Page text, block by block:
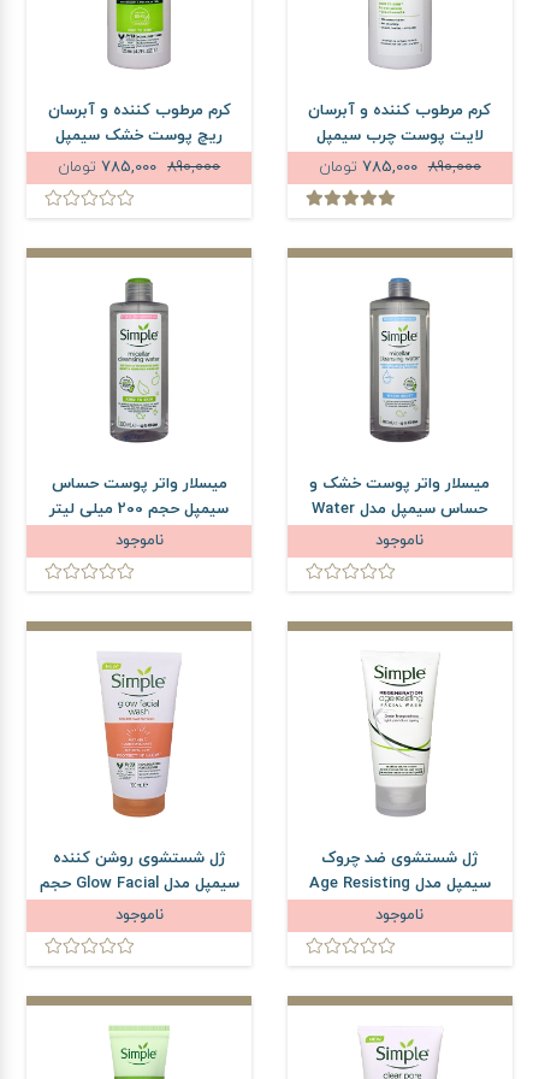
کرم مرطوب کننده و آبرسان
لایت پوست چرب سیمپل
حجم 125 میلی لیتر
890,000
785,000 تومان
کرم مرطوب کننده و آبرسان
ریچ پوست خشک سیمپل
حجم 125 میلی لیتر
890,000 تومان
میسلار واتر پوست خشک و
حساس سیمپل مدل Water
ناموجود
میسلار واتر پوست حساس
سیمپل حجم 200 میلی لیتر
ناموجود
ژل شستشوی ضد چروک
سیمپل مدل Age Resisting
ناموجود
ژل شستشوی روشن کننده
سیمپل مدل Glow Facial حجم
150 میلی لیترناموجود